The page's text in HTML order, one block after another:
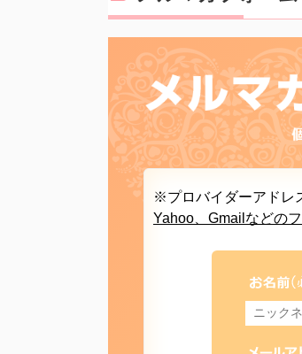
※プロバイダーアドレ
Yahoo、Gmailなどの